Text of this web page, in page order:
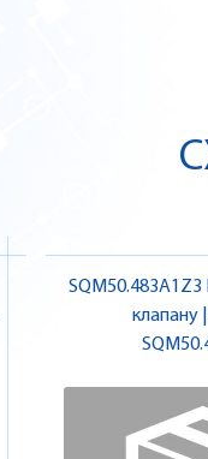
клапану